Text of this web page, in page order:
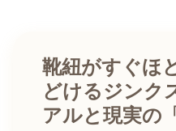
靴紐がすぐほ
どけるジンク
アルと現実の